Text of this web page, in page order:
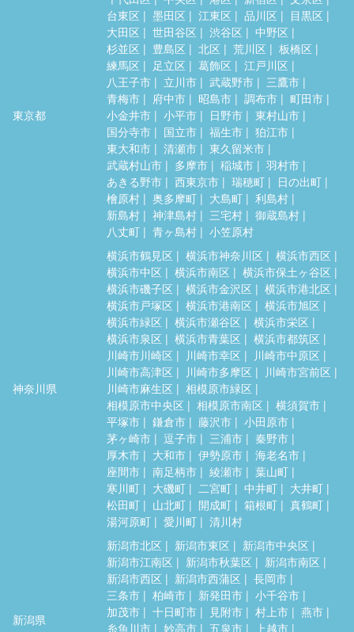
東京都
台東区
墨田区 江東区 品川区
目黒区
大田区
世田谷区 渋谷区
中野区
杉並区
豊島区 北区 荒川区
板橋区
練馬区
足立区 葛飾区
江戸川区
八王子市
立川市 武蔵野市
三鷹市
青梅市
府中市 昭島市 調布市
町田市
小金井市
小平市 日野市
東村山市
国分寺市
国立市 福生市
狛江市
東大和市
清瀬市
東久留米市
武蔵村山市
多摩市 稲城市
羽村市
あきる野市
西東京市 瑞穂町
日の出町
檜原村
奥多摩町 大島町
利島村
新島村
神津島村 三宅村
御蔵島村
八丈町
青ヶ島村 小笠原村
神奈川県
横浜市鶴見区 横浜市神奈川区
横浜市西区
横浜市中区
横浜市南区
横浜市保土ヶ谷区
横浜市磯子区
横浜市金沢区
横浜市港北区
横浜市戸塚区
横浜市港南区
横浜市旭区
横浜市緑区
横浜市瀬谷区
横浜市栄区
横浜市泉区
横浜市青葉区
横浜市都筑区
川崎市川崎区
川崎市幸区
川崎市中原区
川崎市高津区
川崎市多摩区
川崎市宮前区
川崎市麻生区
相模原市緑区
相模原市中央区
相模原市南区
横須賀市
平塚市
鎌倉市 藤沢市
小田原市
茅ヶ崎市
逗子市 三浦市
秦野市
厚木市
大和市 伊勢原市
海老名市
座間市
南足柄市 綾瀬市
葉山町
寒川町
大磯町 二宮町 中井町
大井町
松田町
山北町 開成町 箱根町
真鶴町
湯河原町
愛川町 清川村
新潟県
新潟市北区 新潟市東区
新潟市中央区
新潟市江南区
新潟市秋葉区
新潟市南区
新潟市西区
新潟市西蒲区
長岡市
三条市
柏崎市 新発田市
小千谷市
加茂市
十日町市 見附市 村上市
燕市
糸魚川市
妙高市 五泉市
上越市